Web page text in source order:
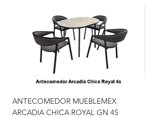
ANTECOMEDOR MUEBLEMEX
ARCADIA CHICA ROYAL GN 4S